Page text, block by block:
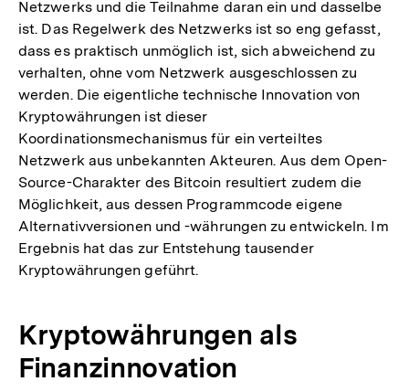
Netzwerks und die Teilnahme daran ein und dasselbe
ist. Das Regelwerk des Netzwerks ist so eng gefasst,
dass es praktisch unmöglich ist, sich abweichend zu
verhalten, ohne vom Netzwerk ausgeschlossen zu
werden. Die eigentliche technische Innovation von
Kryptowährungen ist dieser
Koordinationsmechanismus für ein verteiltes
Netzwerk aus unbekannten Akteuren. Aus dem Open-
Source-Charakter des Bitcoin resultiert zudem die
Möglichkeit, aus dessen Programmcode eigene
Alternativversionen und -währungen zu entwickeln. Im
Ergebnis hat das zur Entstehung tausender
Kryptowährungen geführt.
Kryptowährungen als
Finanzinnovation